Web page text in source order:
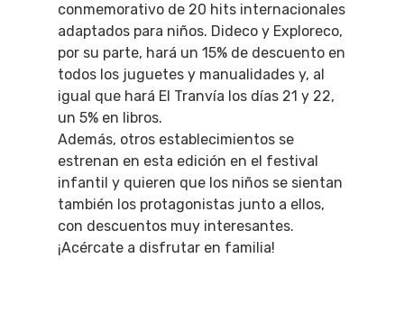
conmemorativo de 20 hits internacionales
adaptados para niños. Dideco y Exploreco,
por su parte, hará un 15% de descuento en
todos los juguetes y manualidades y, al
igual que hará El Tranvía los días 21 y 22,
un 5% en libros.
Además, otros establecimientos se
estrenan en esta edición en el festival
infantil y quieren que los niños se sientan
también los protagonistas junto a ellos,
con descuentos muy interesantes.
¡Acércate a disfrutar en familia!